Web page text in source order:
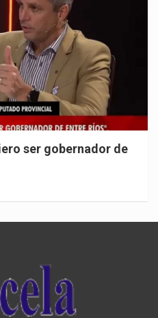
ser gobernador de